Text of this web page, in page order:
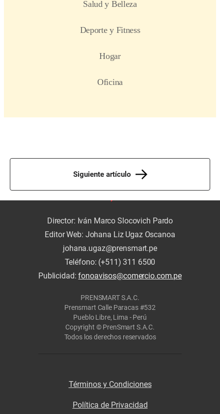
Siguiente artículo
Director: Iván Marco Slocovich Pardo
Editor Web: Johana Liz Ugaz Oscanoa
johana.ugaz@prensmart.pe
Teléfono: (+511) 311 6500
Publicidad:fonoavisos@comercio.com.pe
PRENSMART S.A.C.
Prensmart Calle Paracas #532
Pueblo Libre, Lima - Perú
Copyright © PrenSmart S.A.C.
Todos los derechos reservados
Términos y Condiciones
Política de Privacidad